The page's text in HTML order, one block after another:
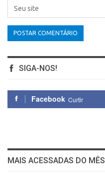
SIGA-NOS!
Facebook Curtir
MAIS ACESSADAS DO MÊS